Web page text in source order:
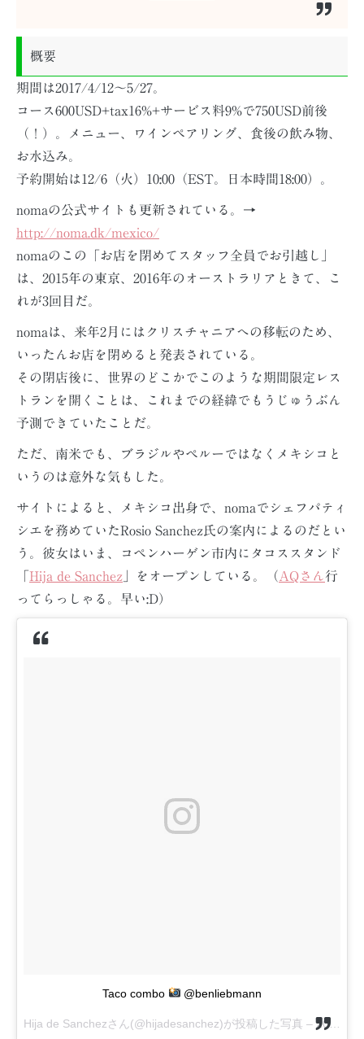
概要
期間は2017/4/12～5/27。
コース600USD+tax16%+サービス料9%で750USD前後
（！）。メニュー、ワインペアリング、食後の飲み物、
お水込み。
予約開始は12/6（火）10:00（EST。日本時間18:00）。
nomaの公式サイトも更新されている。→
http://noma.dk/mexico/
nomaのこの「お店を閉めてスタッフ全員でお引越し」
は、2015年の東京、2016年のオーストラリアときて、こ
れが3回目だ。
nomaは、来年2月にはクリスチャニアへの移転のため、
いったんお店を閉めると発表されている。
その閉店後に、世界のどこかでこのような期間限定レス
トランを開くことは、これまでの経緯でもうじゅうぶん
予測できていたことだ。
ただ、南米でも、ブラジルやペルーではなくメキシコと
いうのは意外な気もした。
サイトによると、メキシコ出身で、nomaでシェフパティ
シエを務めていたRosio Sanchez氏の案内によるのだとい
う。彼女はいま、コペンハーゲン市内にタコススタンド
Hija de Sanchez 」をオープンしている。（ AQさん行
ってらっしゃる。早い:D）
Taco combo @benliebmann
Hija de Sanchezさん(@hijadesanchez)が投稿した写真 –2016 9月 30 7:05午前 PDT